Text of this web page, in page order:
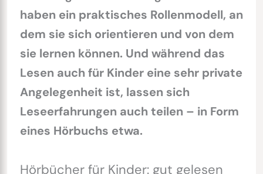
haben ein praktisches Rollenmodell, an
dem sie sich orientieren und von dem
sie lernen können. Und während das
Lesen auch für Kinder eine sehr private
Angelegenheit ist, lassen sich
Leseerfahrungen auch teilen – in Form
eines Hörbuchs etwa.
Hörbücher für Kinder: gut gelesen